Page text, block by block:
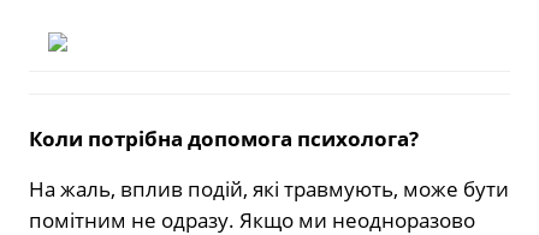
Коли потрібна допомога психолога?
На жаль, вплив подій, які травмують, може бути
помітним не одразу. Якщо ми неодноразово